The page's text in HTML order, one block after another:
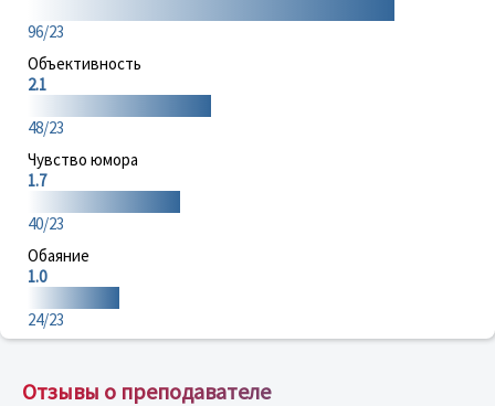
96/23
Объективность
2.1
48/23
Чувство юмора
1.7
40/23
Обаяние
1.0
24/23
Отзывы о преподавателе